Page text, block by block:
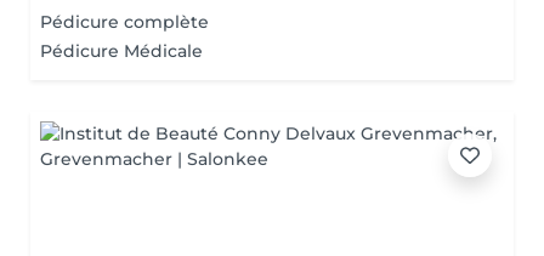
Pédicure complète
Pédicure Médicale